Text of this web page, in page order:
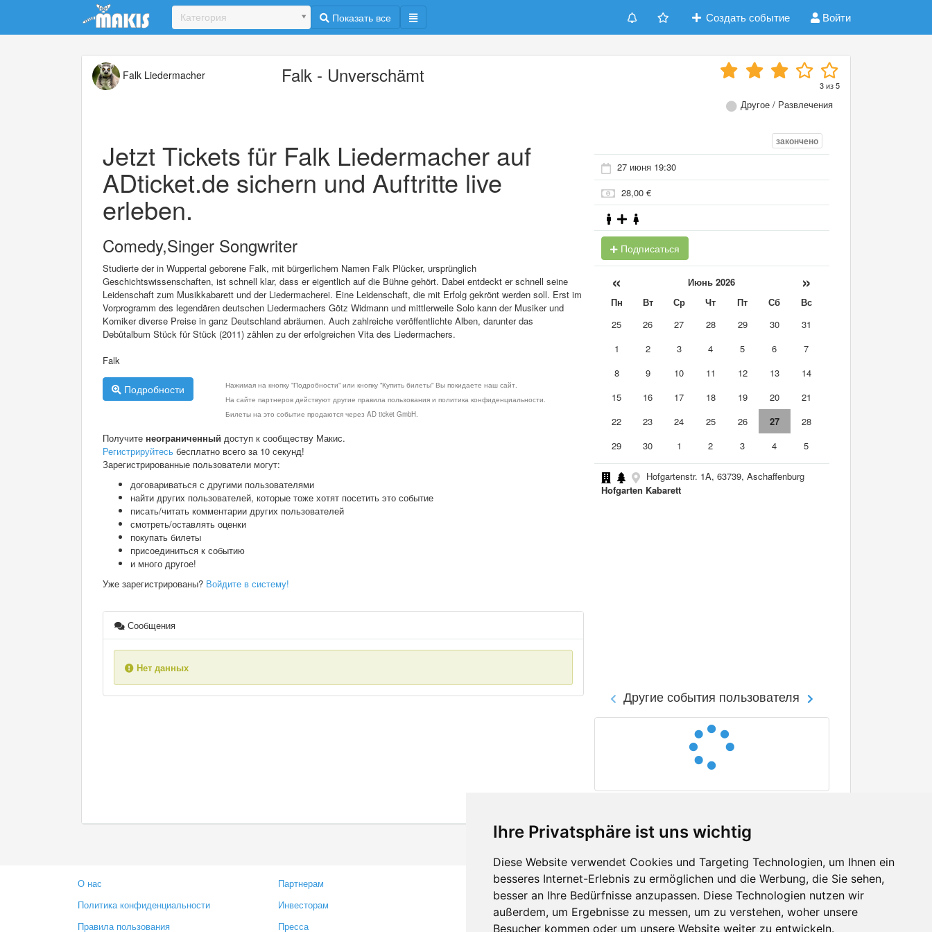
Ihre Privatsphäre ist uns wichtig
Diese Website verwendet Cookies und Targeting Technologien, um Ihnen ein
besseres Internet-Erlebnis zu ermöglichen und die Werbung, die Sie sehen,
besser an Ihre Bedürfnisse anzupassen. Diese Technologien nutzen wir
außerdem, um Ergebnisse zu messen, um zu verstehen, woher unsere
Besucher kommen oder um unsere Website weiter zu entwickeln.
Update cookies preferences
Категория Показать все Создать событие Войти
Falk Liedermacher Falk - Unverschämt 3из5
Другое / Развлечения
Jetzt Tickets für Falk Liedermacher auf
ADticket.de sichern und Auftritte live
erleben.
Comedy,Singer Songwriter
Studierte der in Wuppertal geborene Falk, mit bürgerlichem Namen Falk Plücker, ursprünglich
Geschichtswissenschaften, ist schnell klar, dass er eigentlich auf die Bühne gehört. Dabei entdeckt er schnell seine
Leidenschaft zum Musikkabarett und der Liedermacherei. Eine Leidenschaft, die mit Erfolg gekrönt werden soll. Erst im
Vorprogramm des legendären deutschen Liedermachers Götz Widmann und mittlerweile Solo kann der Musiker und
Komiker diverse Preise in ganz Deutschland abräumen. Auch zahlreiche veröffentlichte Alben, darunter das
Debütalbum Stück für Stück (2011) zählen zu der erfolgreichen Vita des Liedermachers.
Falk
Подробности
Нажимая на кнопку "Подробности" или кнопку "Купить билеты" Вы покидаете наш сайт.
На сайте партнеров действуют другие правила пользования и политика конфиденциальности.
Билеты на это событие продаются через AD ticket GmbH.
Получите неограниченный доступ к сообществу Макис.
Регистрируйтесь бесплатно всего за 10 секунд!
Зарегистрированные пользователи могут:
договариваться с другими пользователями
найти других пользователей, которые тоже хотят посетить это событие
писать/читать комментарии других пользователей
смотреть/оставлять оценки
покупать билеты
присоединиться к событию
и много другое!
Уже зарегистрированы? Войдите в систему!
Сообщения
Нет данных
закончено
27 июня 19:30
28,00 €
Подписаться
« Июнь 2026 »
Пн Вт Ср Чт Пт Сб
Вс
25
26 27 28 29 30
31
1
2 3 4 5 6
7
8
9 10 11 12 13
14
15
16 17 18 19 20
21
22
23 24 25 26 27
28
29
30 1 2 3 4 5
Hofgartenstr. 1A, 63739, Aschaffenburg
Hofgarten Kabarett
Другие события пользователя
О нас
Политика конфиденциальности
Правила пользования
Партнерам
Инвесторам
Пресса
Контакты
Оставить отзыв
Сообщить об ошибке
Facebook
Twitter
YouTube